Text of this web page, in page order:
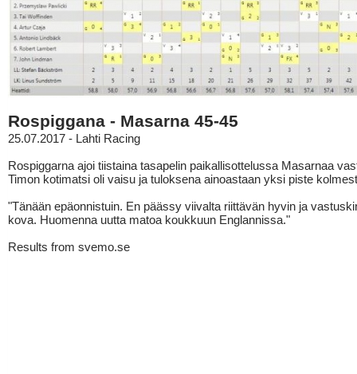
Rospiggana - Masarna 45-45
25.07.2017 - Lahti Racing
Rospiggarna ajoi tiistaina tasapelin paikallisottelussa Masarnaa
Timon kotimatsi oli vaisu ja tuloksena ainoastaan yksi piste
"Tänään epäonnistuin. En päässy viivalta riittävän hyvin ja
kova. Huomenna uutta matoa koukkuun Englannissa."
Results from svemo.se